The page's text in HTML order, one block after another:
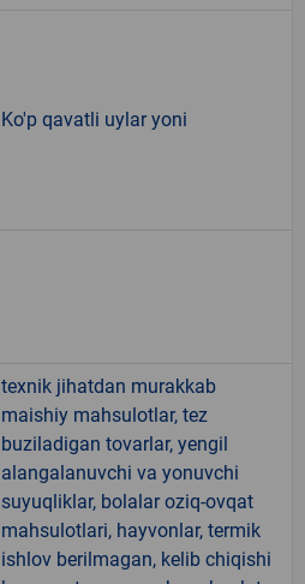
Ko'p qavatli uylar yoni
texnik jihatdan murakkab
maishiy mahsulotlar, tez
buziladigan tovarlar, yengil
alangalanuvchi va yonuvchi
suyuqliklar, bolalar oziq-ovqat
mahsulotlari, hayvonlar, termik
ishlov berilmagan, kelib chiqishi